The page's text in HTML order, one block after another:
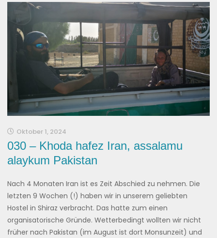
Oktober 1, 2024
030 – Khoda hafez Iran, assalamu
alaykum Pakistan
Nach 4 Monaten Iran ist es Zeit Abschied zu nehmen. Die
letzten 9 Wochen (!) haben wir in unserem geliebten
Hostel in Shiraz verbracht. Das hatte zum einen
organisatorische Gründe. Wetterbedingt wollten wir nicht
früher nach Pakistan (im August ist dort Monsunzeit) und